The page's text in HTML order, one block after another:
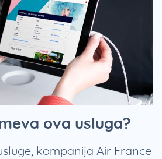
ova usluga?
kompanija Air France